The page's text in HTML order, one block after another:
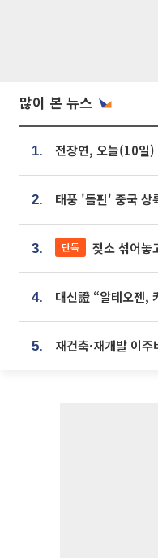
많이 본 뉴스
1.
2.
3. 단독 젖소 섞어놓고 ‘한
4.
5.